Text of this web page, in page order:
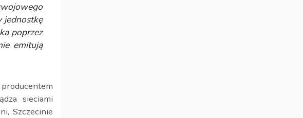
jednostkę
poprzez
emitują
sieciami
Szczecinie